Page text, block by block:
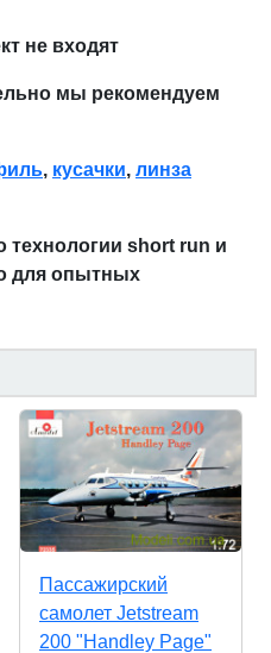
не входят
мы рекомендуем
, кусачки, линза
short run и
для опытных
Пассажирский
самолет Jetstream
200 "Handley Page"